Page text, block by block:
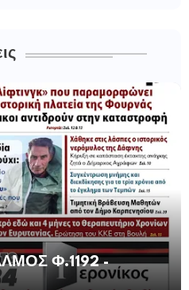
Φ.1192 -